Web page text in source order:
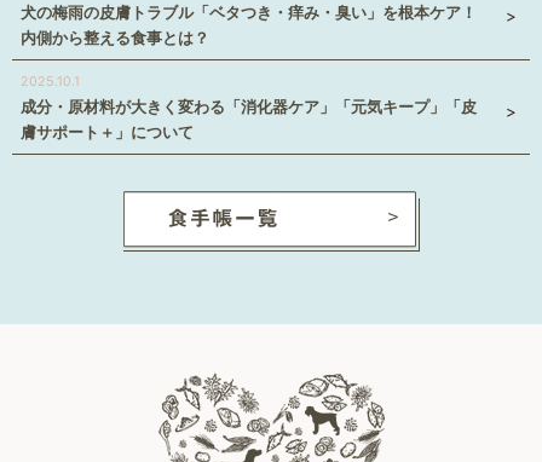
犬の梅雨の皮膚トラブル「ベタつき・痒み・臭い」を根本ケア！
内側から整える食事とは？
2025.10.1
成分・原材料が大きく変わる「消化器ケア」「元気キープ」「皮
膚サポート＋」について